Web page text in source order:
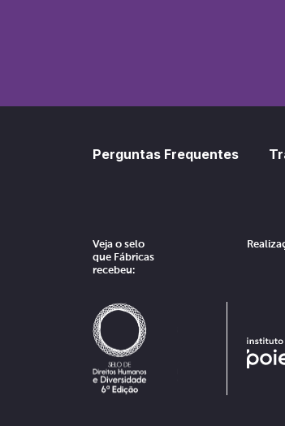
Perguntas Frequentes
Veja o selo
que Fábricas
recebeu: